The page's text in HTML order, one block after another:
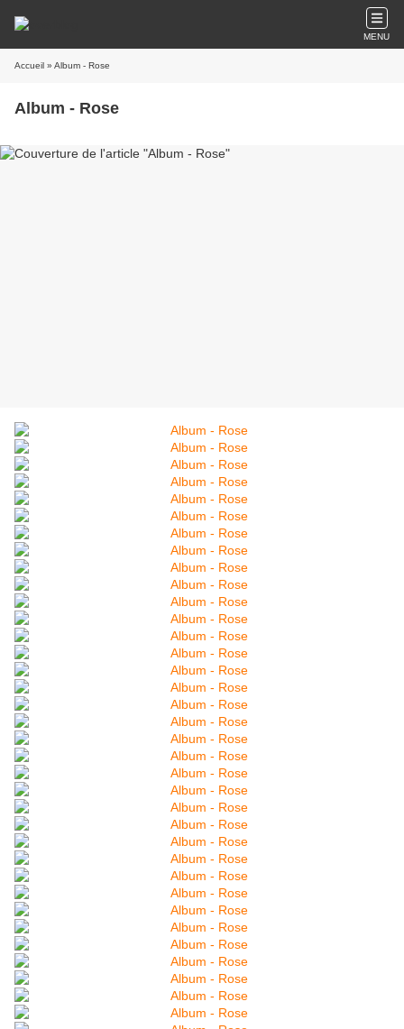
MENU
Accueil » Album - Rose
Album - Rose